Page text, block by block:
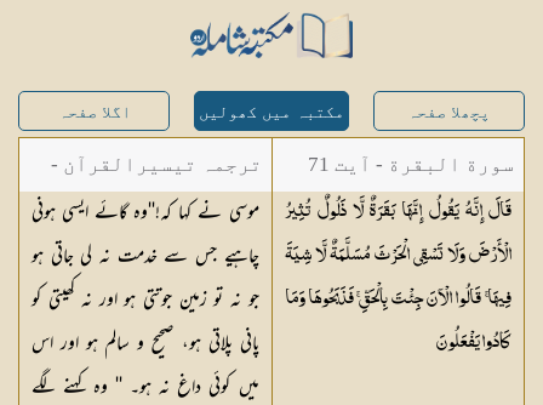
پچھلا صفحہ مکتبہ میں کھولیں اگلا صفحہ
سورة البقرة - آیت 71
قَالَ إِنَّهُ يَقُولُ إِنَّهَا بَقَرَةٌ لَّا ذَلُولٌ تُثِيرُ
الْأَرْضَ وَلَا تَسْقِي الْحَرْثَ مُسَلَّمَةٌ لَّا شِيَةَ
فِيهَا ۚ قَالُوا الْآنَ جِئْتَ بِالْحَقِّ ۚ فَذَبَحُوهَا وَمَا
كَادُوايَفْعَلُونَ
ترجمہ تیسیرالقرآن -
مولانا عبد الرحمن
کیلانی
موسی نے کہا کہ!''وہ گائے ایسی ہونی
چاہیے جس سے خدمت نہ لی جاتی ہو
جو نہ تو زمین جوتتی ہو اور نہ کھیتی کو
پانی پلاتی ہو، صحیح و سالم ہو اور اس
میں کوئی داغ نہ ہو۔ '' وہ کہنے لگے